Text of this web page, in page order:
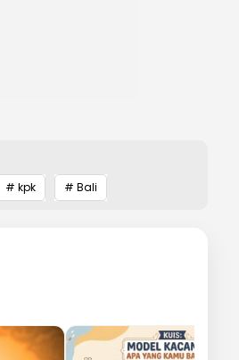
# kpk # Bali